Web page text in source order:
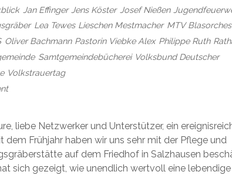
Jan Effinger Jens Köster Josef Nießen
Lea Tewes Lieschen Mestmacher MTV
Oliver Bachmann Pastorin Viebke Alex Philippe Ruth
Samtgemeindebücherei Volksbund Deutscher
Volkstrauertag
on
liebe Netzwerker und Unterstützer, ein
dem Frühjahr haben wir uns sehr mit der Pflege und
auf dem Friedhof in Salzhausen
sich gezeigt, wie unendlich wertvoll eine lebendige